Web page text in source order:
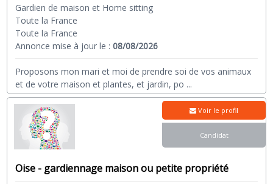
Gardien de maison et Home sitting
Toute la France
Toute la France
Annonce mise à jour le :08/08/2026
Proposons mon mari et moi de prendre soi de vos animaux
et de votre maison et plantes, et jardin, po ...
Oise - gardiennage maison ou petite propriété
Voir le profil
Candidat